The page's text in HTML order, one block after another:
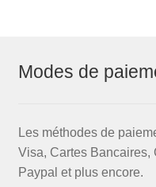
Modes de
Les méthodes de
Visa, Cartes Bancaires,
Paypal et plus encore.